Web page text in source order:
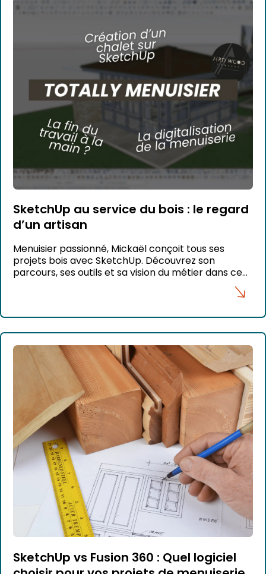
SketchUp au service du bois : le regard
d’un artisan
Menuisier passionné, Mickaël conçoit tous ses
projets bois avec SketchUp. Découvrez son
parcours, ses outils et sa vision du métier dans ce
SketchUp vs Fusion 360 : Quel logiciel